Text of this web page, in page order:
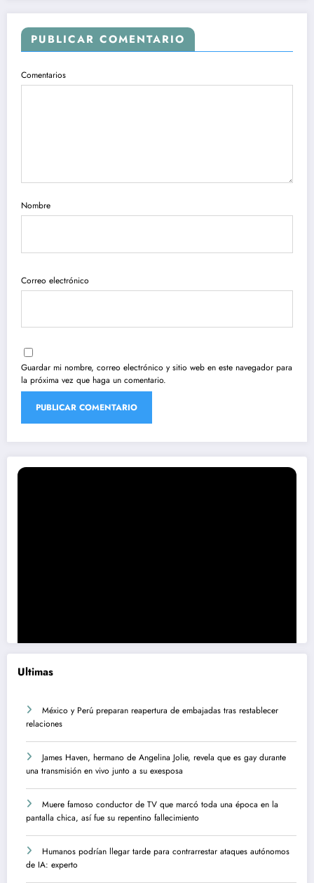
PUBLICAR COMENTARIO
Comentarios
Nombre
Correo electrónico
Guardar mi nombre, correo electrónico y sitio web en este navegador para
la próxima vez que haga un comentario.
Ultimas
México y Perú preparan reapertura de embajadas tras restablecer
relaciones
James Haven, hermano de Angelina Jolie, revela que es gay durante
una transmisión en vivo junto a su exesposa
Muere famoso conductor de TV que marcó toda una época en la
pantalla chica, así fue su repentino fallecimiento
Humanos podrían llegar tarde para contrarrestar ataques autónomos
de IA: experto